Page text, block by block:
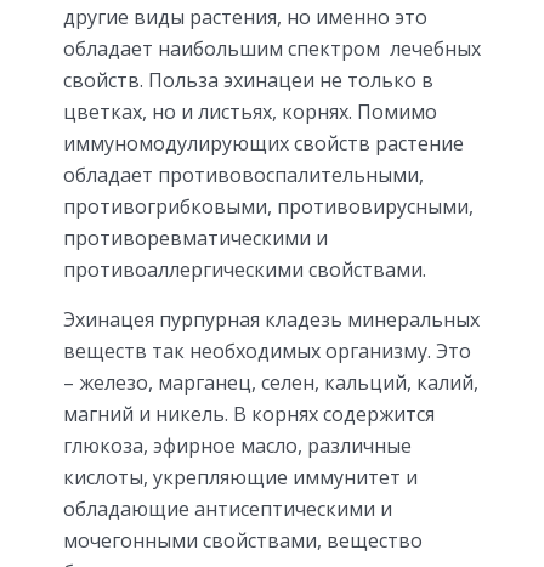
другие виды растения, но именно это
обладает наибольшим спектром лечебных
свойств. Польза эхинацеи не только в
цветках, но и листьях, корнях. Помимо
иммуномодулирующих свойств растение
обладает противовоспалительными,
противогрибковыми, противовирусными,
противоревматическими и
противоаллергическими свойствами.
Эхинацея пурпурная кладезь минеральных
веществ так необходимых организму. Это
– железо, марганец, селен, кальций, калий,
магний и никель. В корнях содержится
глюкоза, эфирное масло, различные
кислоты, укрепляющие иммунитет и
обладающие антисептическими и
мочегонными свойствами, вещество